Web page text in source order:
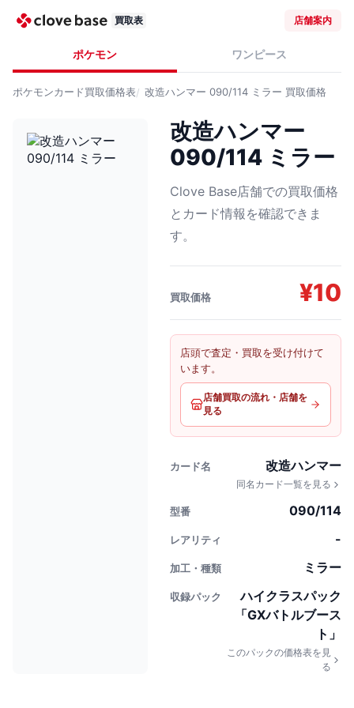
買取表 店舗案内
ポケモン ワンピース
ポケモンカード買取価格表 改造ハンマー 090/114 ミラー 買取価格
改造ハンマー
090/114 ミラー
Clove Base店舗での買取価格
とカード情報を確認できま
す。
買取価格 ¥10
店頭で査定・買取を受け付けて
います。
店舗買取の流れ・店舗を
見る
カード名 改造ハンマー
同名カード一覧を見る
型番 090/114
レアリティ -
加工・種類 ミラー
収録パック
ハイクラスパック
「GXバトルブース
ト」
このパックの価格表を見
る